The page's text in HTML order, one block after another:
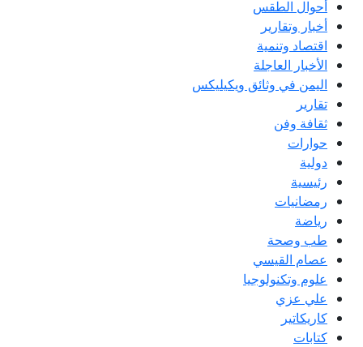
أحوال الطقس
أخبار وتقارير
اقتصاد وتنمية
الأخبار العاجلة
اليمن في وثائق ويكيليكس
تقارير
ثقافة وفن
حوارات
دولية
رئيسية
رمضانيات
رياضة
طب وصحة
عصام القيسي
علوم وتكنولوجيا
علي عزي
كاريكاتير
كتابات